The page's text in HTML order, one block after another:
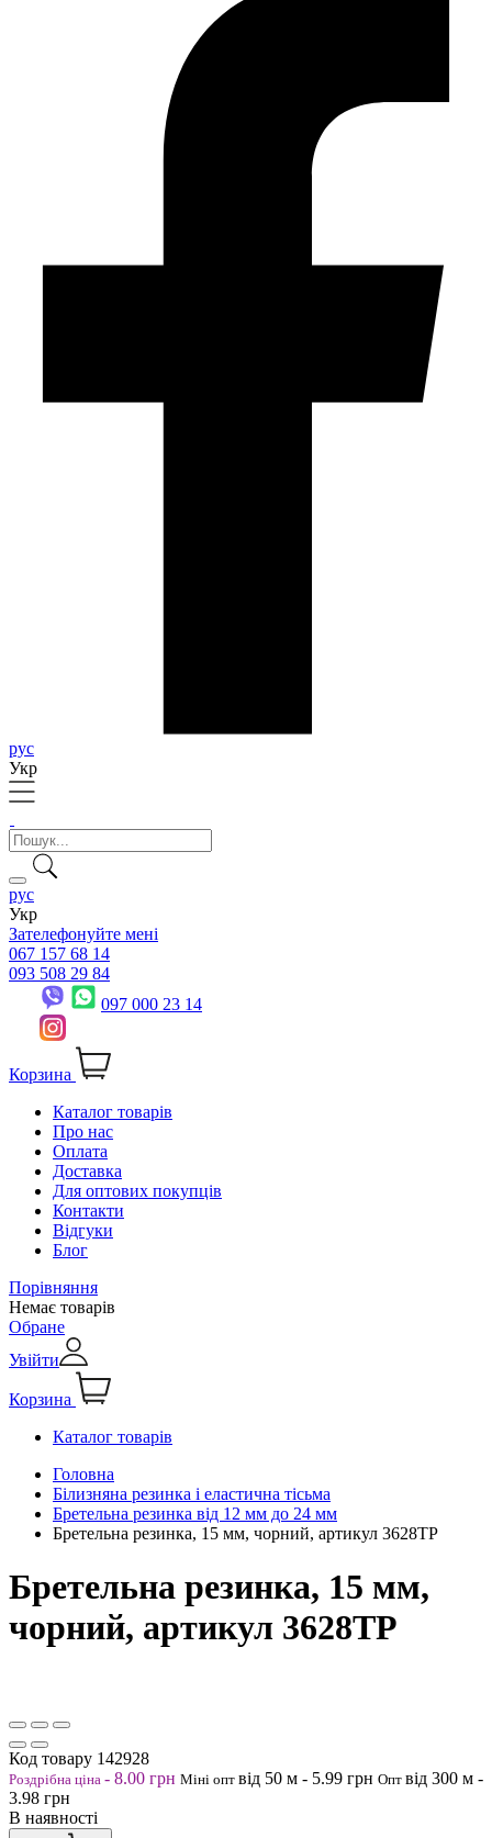
рус
Укр
рус
Укр
Зателефонуйте мені
067 157 68 14
093 508 29 84
097 000 23 14
Корзина
Каталог товарів
Про нас
Оплата
Доставка
Для оптових покупців
Контакти
Відгуки
Блог
Порівняння
Немає товарів
Обране
Увійти
Корзина
Каталог товарів
Головна
Білизняна резинка і еластична тісьма
Бретельна резинка від 12 мм до 24 мм
Бретельна резинка, 15 мм, чорний, артикул 3628ТР
Бретельна резинка, 15 мм,
чорний, артикул 3628ТР
Код товару 142928
Роздрібна ціна - 8.00 грн Міні опт від 50 м - 5.99 грн Опт від 300 м -
3.98 грн
В наявності